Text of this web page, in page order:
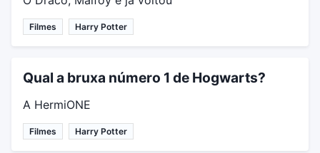
Filmes Harry Potter
Qual a bruxa número 1 de Hogwarts?
A HermiONE
Filmes Harry Potter